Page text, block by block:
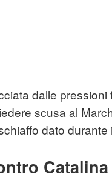
dalle pressioni
scusa al
dato durante
Catalina